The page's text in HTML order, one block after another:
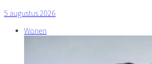
5 augustus 2026
Wonen